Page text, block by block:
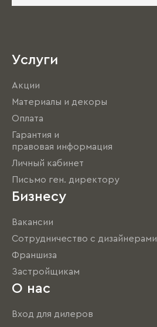
Услуги
Акции
Материалы и декоры
Оплата
Гарантия и
правовая информация
Личный кабинет
Письмо ген. директору
Бизнесу
Вакансии
Сотрудничество с дизайнерами
Франшиза
Застройщикам
О нас
Вход для дилеров